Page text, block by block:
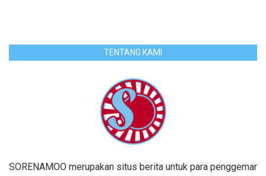
TENTANG KAMI
SORENAMOO merupakan situs berita untuk para penggemar